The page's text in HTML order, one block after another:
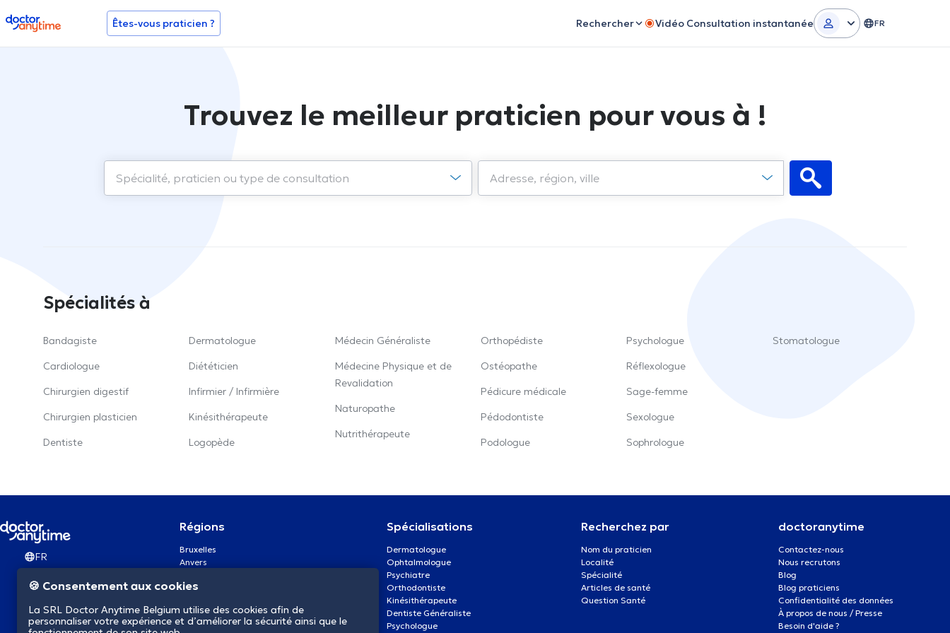
doctoranytime Êtes-vous praticien ? Rechercher Vidéo Consultation instantanée FR
Trouvez le meilleur praticien pour vous à !
Spécialités à
Bandagiste
Cardiologue
Chirurgien digestif
Chirurgien plasticien
Dentiste
Dermatologue
Diététicien
Infirmier / Infirmière
Kinésithérapeute
Logopède
Médecin Généraliste
Médecine Physique et de
Revalidation
Naturopathe
Nutrithérapeute
Orthopédiste
Ostéopathe
Pédicure médicale
Pédodontiste
Podologue
Psychologue
Réflexologue
Sage-femme
Sexologue
Sophrologue
Stomatologue
FR
Régions
Bruxelles
Anvers
Charleroi
Bruges
Namur
Spécialisations
Dermatologue
Ophtalmologue
Psychiatre
Orthodontiste
Kinésithérapeute
Dentiste Généraliste
Psychologue
Recherchez par
Nom du praticien
Localité
Spécialité
Articles de santé
Question Santé
doctoranytime
Contactez-nous
Nous recrutons
Blog
Blog praticiens
Confidentialité des données
À propos de nous / Presse
Besoin d'aide ?
🍪 Consentement aux cookies
La SRL Doctor Anytime Belgium utilise des cookies afin de
personnaliser votre expérience et d’améliorer la sécurité ainsi que le